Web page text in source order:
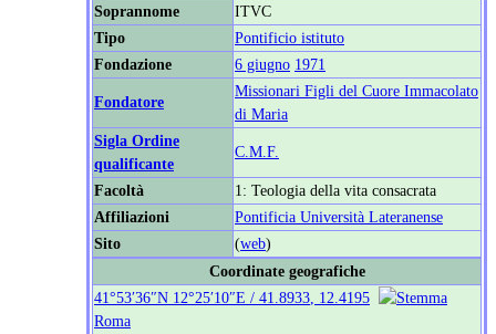
Soprannome
ITVC
Tipo
Pontificio istituto
Fondazione
6 giugno 1971
Fondatore
Missionari Figli del Cuore Immacolato
di Maria
Sigla Ordine
qualificante
C.M.F.
Facoltà
1: Teologia della vita consacrata
Affiliazioni
Pontificia Università Lateranense
Sito
(web)
Coordinate geografiche
41°53′36″N 12°25′10″E / 41.8933, 12.4195
Roma